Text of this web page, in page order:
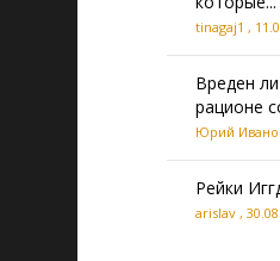
tinagaj1 ,
Вреден
рационе
Юрий
Рейки
arislav ,